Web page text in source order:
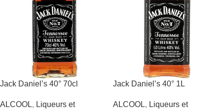
Jack Daniel’s 40° 70cl
ALCOOL, Liqueurs et
Jack Daniel’s 40° 1L
ALCOOL, Liqueurs et